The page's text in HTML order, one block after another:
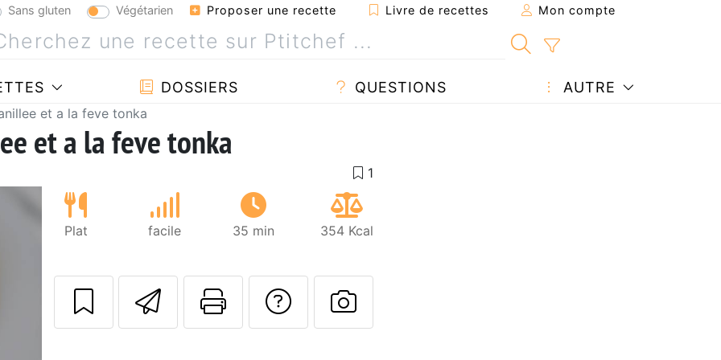
Sans gluten Végétarien Proposer une recette Livre de recettes Mon compte
DOSSIERS QUESTIONS AUTRE
et a la feve tonka
et a la feve tonka
Plat facile 35 min 354 Kcal
Envoyer cette recette à un ami
Imprimer cette page
Poser une question à l'auteur
Publier votre photo de cette